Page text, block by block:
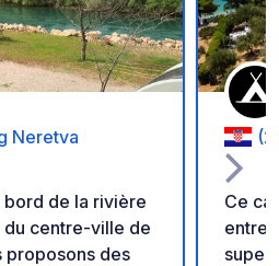
Neretva
bord de la rivière
centre-ville de
proposons des
Ce